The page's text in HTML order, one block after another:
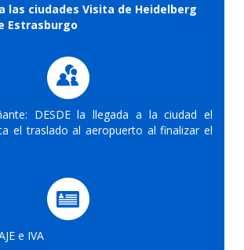
las ciudades Visita de Heidelberg
Estrasburgo
DESDE la llegada a la ciudad el
el traslado al aeropuerto al finalizar el
e IVA